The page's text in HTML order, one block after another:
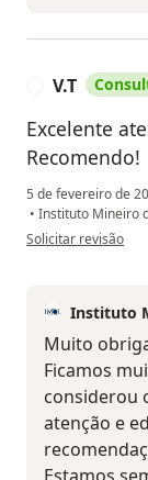
V.T
Excelente
Recomendo!
5 de fevereiro de
• Instituto Mineiro
na opinião do
Solicitar revisão
Instituto
Muito
Ficamos
considerou
atenção e